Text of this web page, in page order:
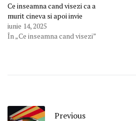
Ce inseamna cand visezi ca a
murit cineva si apoi invie
iunie 14, 2025
În „Ce inseamna cand visezi”
Previous